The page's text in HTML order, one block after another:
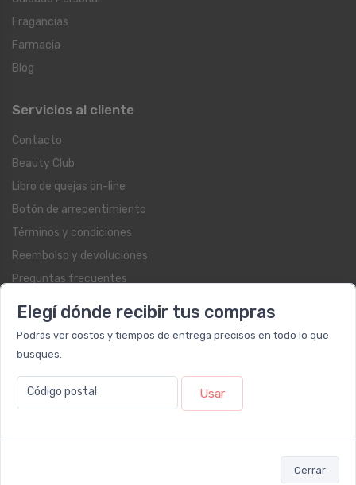
Elegí dónde recibir tus compras
Podrás ver costos y tiempos de entrega precisos en todo lo que
busques.
Código postal Usar
Cerrar
Fragancias
Farmacia
Blog
Servicios al cliente
Contacto
Beauty Club
Libro de quejas on-line
Botón de arrepentimiento
Términos y condiciones
Reembolso y devoluciones
Preguntas frecuentes
Registrate como cliente
Newsletter
Enterate antes que nadie de nuestras promociones, descuentos y